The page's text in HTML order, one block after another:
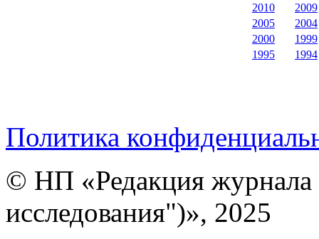
2010
2009
2005
2004
2000
1999
1995
1994
Политика
© НП «Редакция
исследования")», 2025